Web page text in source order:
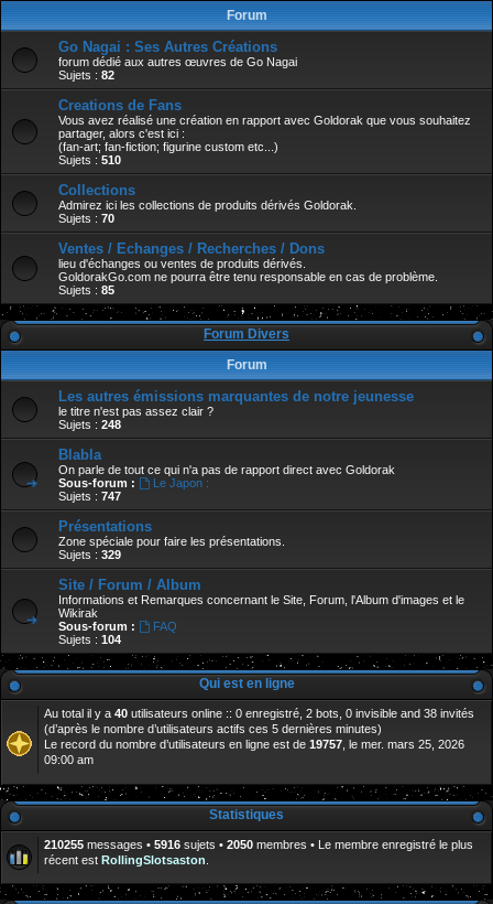
Forum
Go Nagai : Ses Autres Créations
forum dédié aux autres œuvres de Go Nagai
Sujets : 82
Creations de Fans
Vous avez réalisé une création en rapport avec Goldorak que vous souhaitez
partager, alors c'est ici :
(fan-art; fan-fiction; figurine custom etc...)
Sujets : 510
Collections
Admirez ici les collections de produits dérivés Goldorak.
Sujets : 70
Ventes / Echanges / Recherches / Dons
lieu d'échanges ou ventes de produits dérivés.
GoldorakGo.com ne pourra être tenu responsable en cas de problème.
Sujets : 85
Forum Divers
Forum
Les autres émissions marquantes de notre jeunesse
le titre n'est pas assez clair ?
Sujets : 248
Blabla
On parle de tout ce qui n'a pas de rapport direct avec Goldorak
Sous-forum :
Le Japon :
Sujets : 747
Présentations
Zone spéciale pour faire les présentations.
Sujets : 329
Site / Forum / Album
Informations et Remarques concernant le Site, Forum, l'Album d'images et le
Wikirak
Sous-forum :
FAQ
Sujets : 104
Qui est en ligne
Au total il y a 40 utilisateurs online :: 0 enregistré, 2 bots, 0 invisible and 38 invités
(d’après le nombre d’utilisateurs actifs ces 5 dernières minutes)
Le record du nombre d’utilisateurs en ligne est de 19757 , le mer. mars 25, 2026
09:00 am
Statistiques
210255 messages • 5916 sujets • 2050 membres • Le membre enregistré le plus
récent est RollingSlotsaston